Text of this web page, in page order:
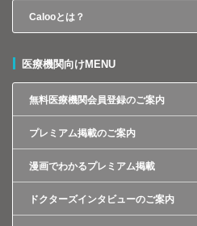
Calooとは？
医療機関向けMENU
無料医療機関会員登録のご案内
プレミアム掲載のご案内
漫画でわかるプレミアム掲載
ドクターズインタビューのご案内